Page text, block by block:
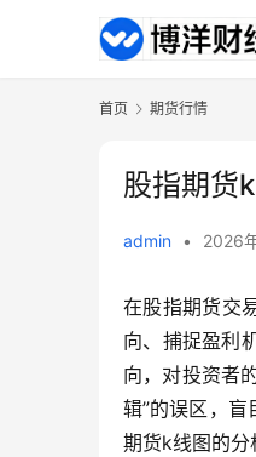
首页 期货行情
股指期货
admin • 2026
在股指期货交
向、捕捉盈利
向，对投资者
辑”的误区，
期货k线图的分